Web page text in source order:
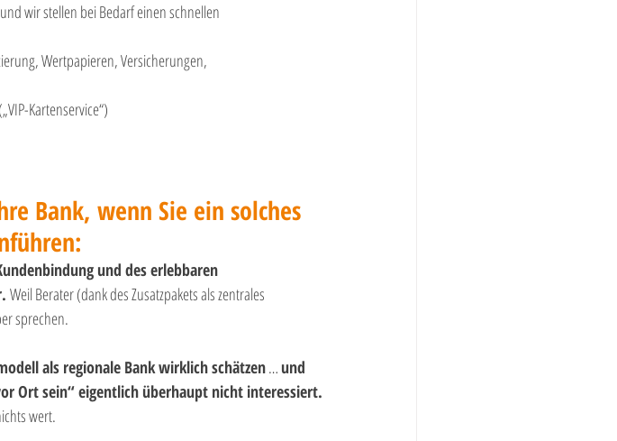
wir stellen bei Bedarf einen schnellen
Wertpapieren, Versicherungen,
Kartenservice“)
Bank, wenn Sie ein solches
und des erlebbaren
Weil Berater (dank des Zusatzpakets als zentrales
sprechen.
als regionale Bank wirklich schätzen … und
Ort sein“ eigentlich überhaupt nicht interessiert.
wert.